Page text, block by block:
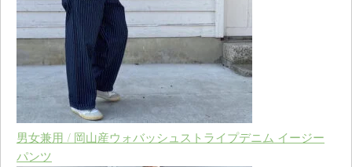
男女兼用 / 岡山産ウォバッシュストライプデニム イージー
パンツ